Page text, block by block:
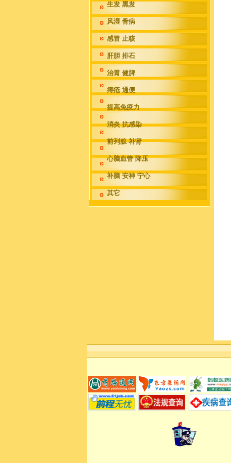
生发 黑发
风湿 骨病
感冒 止咳
肝胆 排石
治胃 健脾
痔疮 通便
提高免疫力
消炎 抗感染
前列腺 补肾
心脑血管 降压
补脑 安神 宁心
其它